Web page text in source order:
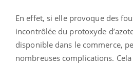
En effet, si elle provoque des
incontrôlée du protoxyde
disponible dans le commerce,
nombreuses complications.